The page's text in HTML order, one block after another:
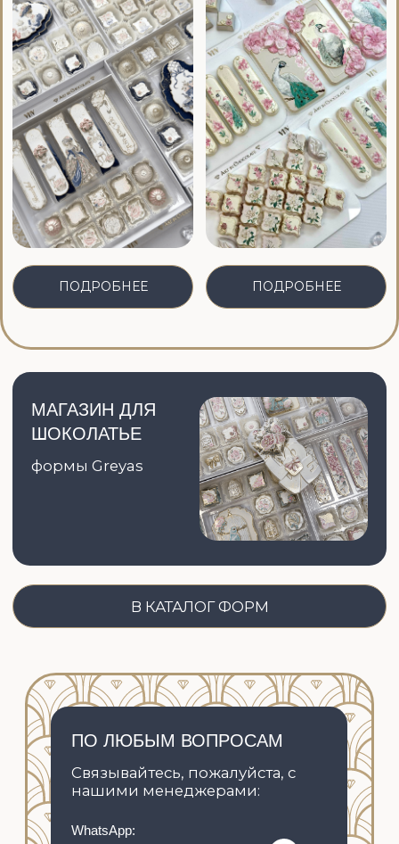
формы Greyas
ШОКОЛАТЬЕ
В КАТАЛОГ ФОРМ
ПО ЛЮБЫМ ВОПРОСАМ
Связывайтесь, пожалуйста, с
нашими менеджерами:
WhatsApp:
Telegram:
Email:
СВЯЗАТЬСЯ
СВЯЗАТЬСЯ
НАБОРЫ В НАЛИЧИИ
НАШ БЛОГ
ОБ АВТОРЕ
ПРАВИЛА ПРОДАЖИ
ОБУЧЕНИЕ
ФОРМЫ GREYAS
КАТАЛОГ
СВАДЬБЫ
КОРПОРАТИВНЫЕ ЗАКАЗЫ